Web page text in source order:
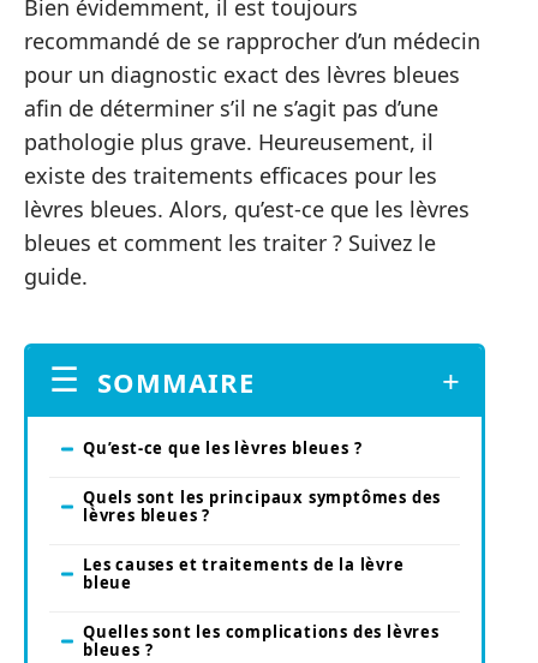
Bien évidemment, il est toujours
recommandé de se rapprocher d’un médecin
pour un diagnostic exact des lèvres bleues
afin de déterminer s’il ne s’agit pas d’une
pathologie plus grave. Heureusement, il
existe des traitements efficaces pour les
lèvres bleues. Alors, qu’est-ce que les lèvres
bleues et comment les traiter ? Suivez le
guide.
SOMMAIRE
Qu’est-ce que les lèvres bleues ?
Quels sont les principaux symptômes des
lèvres bleues ?
Les causes et traitements de la lèvre
bleue
Quelles sont les complications des lèvres
bleues ?